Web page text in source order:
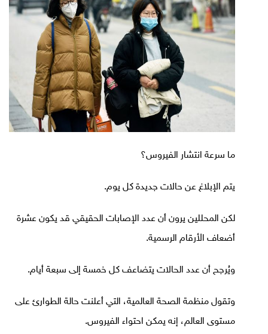
ما سرعة انتشار الفيروس؟
يتم الإبلاغ عن حالات جديدة كل يوم.
لكن المحللين يرون أن عدد الإصابات الحقيقي قد يكون عشرة
أضعاف الأرقام الرسمية.
ويُرجح أن عدد الحالات يتضاعف كل خمسة إلى سبعة أيام.
وتقول منظمة الصحة العالمية، التي أعلنت حالة الطوارئ على
مستوى العالم، إنه يمكن احتواء الفيروس.